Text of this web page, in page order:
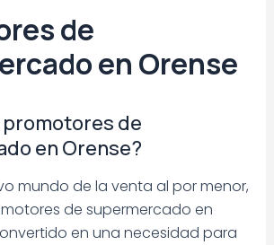
de
en Orense
de
en Orense?
mundo de la venta al por menor,
de supermercado en
en una necesidad para